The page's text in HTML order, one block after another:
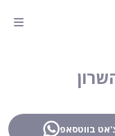
בווטסאפ